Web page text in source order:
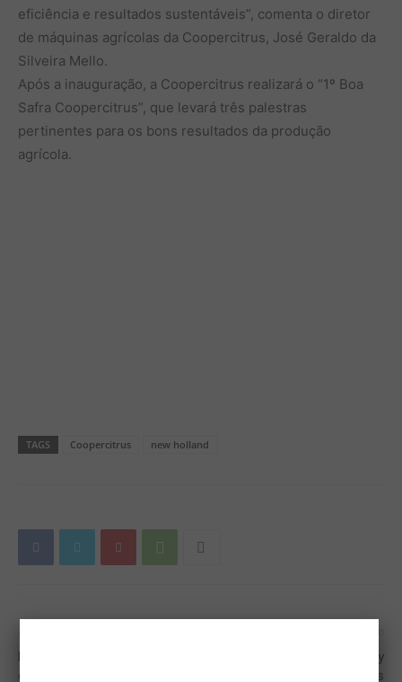
eficiência e resultados sustentáveis”, comenta o diretor
de máquinas agrícolas da Coopercitrus, José Geraldo da
Silveira Mello.
Após a inauguração, a Coopercitrus realizará o “1º Boa
Safra Coopercitrus”, que levará três palestras
pertinentes para os bons resultados da produção
agrícola.
TAGS Coopercitrus new holland
Fotógrafo brasileiro viaja mais
de 40 mil quilômetros em
Em junho o Barretos Country
Hotel estará ainda mais